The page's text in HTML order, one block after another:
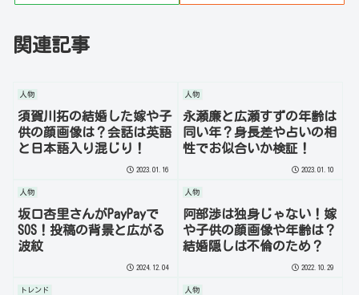
関連記事
人物
須賀川拓の結婚した嫁や子
供の顔画像は？会話は英語
と日本語入り混じり！
2023.01.16
人物
永瀬廉と広瀬すずの年齢は
同い年？身長差や占いの相
性でお似合いか検証！
2023.01.10
人物
坂口杏里さんがPayPayで
SOS！投稿の背景と広がる
波紋
2024.12.04
人物
阿部渉は独身じゃない！嫁
や子供の顔画像や年齢は？
結婚隠しは不倫のため？
2022.10.29
トレンド 人物